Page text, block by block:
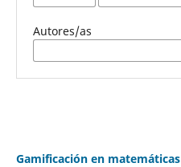
Autores/as
Gamificación en matemáticas